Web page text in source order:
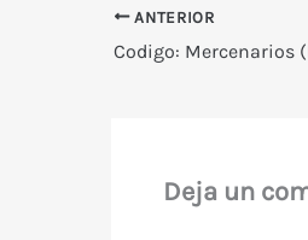
ANTERIOR
Deja un